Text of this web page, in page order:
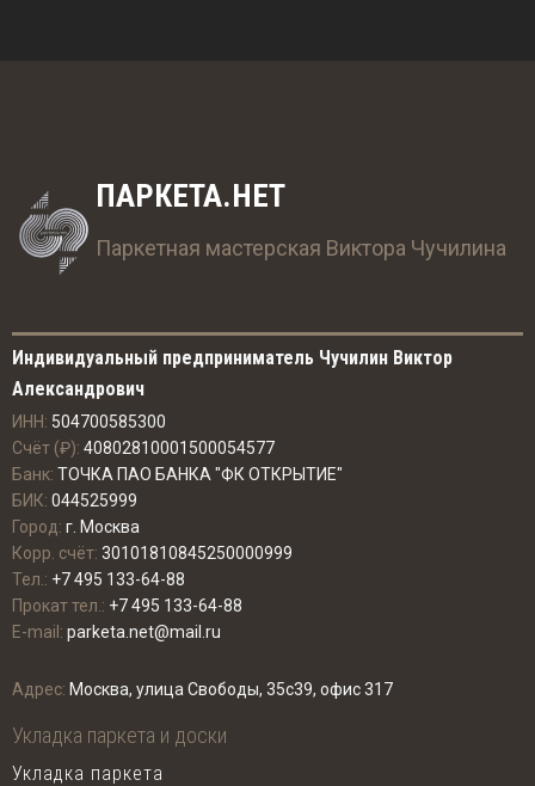
ПАРКЕТА.НЕТ
Паркетная мастерская Виктора Чучилина
Индивидуальный предприниматель Чучилин Виктор
Александрович
ИНН: 504700585300
Счёт (₽): 40802810001500054577
Банк: ТОЧКА ПАО БАНКА "ФК ОТКРЫТИЕ"
БИК: 044525999
Город: г. Москва
Корр. счёт: 30101810845250000999
Тел.: +7 495 133-64-88
Прокат тел.: +7 495 133-64-88
E-mail: parketa.net@mail.ru
Адрес: Москва, улица Свободы, 35с39, офис 317
Укладка паркета и доски
Укладка паркета